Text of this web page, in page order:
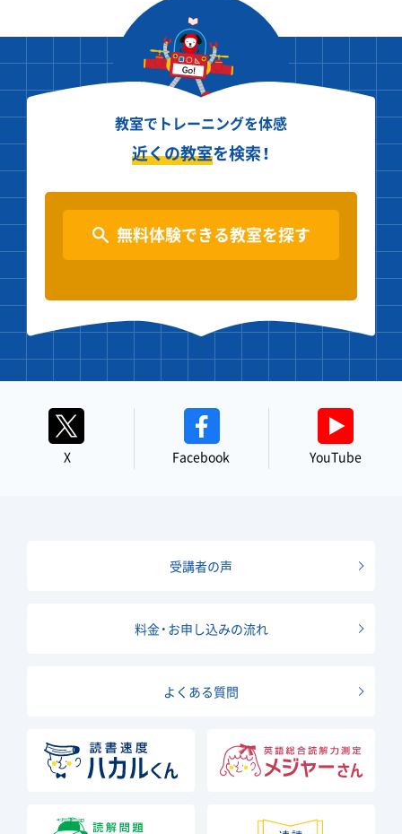
教室でトレーニングを体感
近くの教室を検索！
無料体験できる教室を探す
X Facebook YouTube
受講者の声
料金・お申し込みの流れ
よくある質問